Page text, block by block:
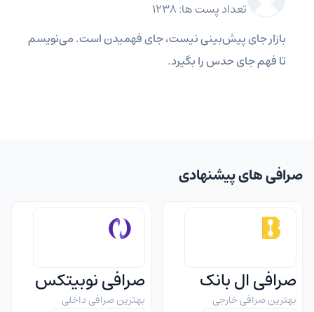
تعداد پست ها: 1238
بازار جای پیش‌بینی نیست، جای فهمیدن است. می‌نویسم
تا فهم جای حدس را بگیرد.
صرافی های پیشنهادی
صرافی ال بانک
بهترین صرافی خارجی
صرافی نوبیتکس
بهترین صرافی داخلی